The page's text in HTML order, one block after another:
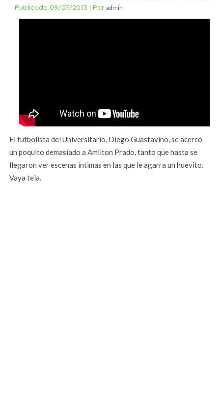
Publicado 09/07/2013 | Por admin
El futbolista del Universitario, Diego Guastavino, se acercó
un poquito demasiado a Amilton Prado, tanto que hasta se
llegaron ver escenas íntimas en las que le agarra un huevito.
Vaya tela.